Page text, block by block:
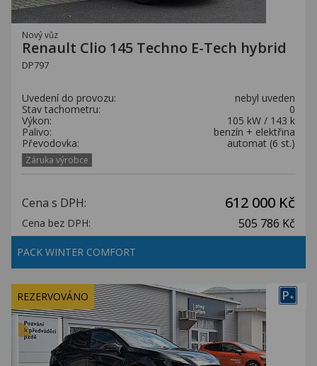
Nový vůz
Renault Clio 145 Techno E-Tech hybrid
DP797
Uvedení do provozu:
nebyl uveden
Stav tachometru:
0
Výkon:
105 kW / 143 k
Palivo:
benzín + elektřina
Převodovka:
automat (6 st.)
Záruka výrobce
Cena s DPH: 612 000 Kč
Cena bez DPH: 505 786 Kč
PACK WINTER COMFORT
P+
REZERVOVÁNO